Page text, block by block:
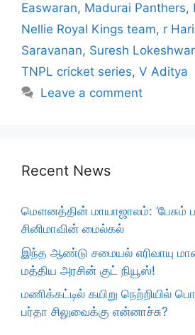
Easwaran, Madurai Panthers,
Nellie Royal Kings team, r
Saravanan, Suresh Lokeshwar
TNPL cricket series, V Aditya
Leave a comment
Recent News
மௌனத்தின் மாயாஜாலம்: ‘பேசும்
சினிமாவின் மைல்கல்
இந்த ஆண்டு சமையல் எரிவாயு
மத்திய அரசின் குட் நியூஸ்!
மணிக்கட்டில் கயிறு நெற்றியில்
பர்தா சிலுவைக்கு என்னாச்சு?